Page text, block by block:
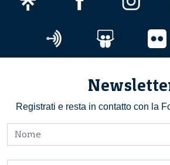
Registrati e resta in contatto con la